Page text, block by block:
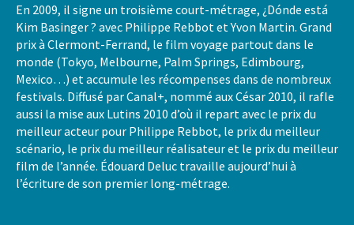
En 2009, il signe un troisième court-métrage, ¿Dónde está
Kim Basinger ? avec Philippe Rebbot et Yvon Martin. Grand
prix à Clermont-Ferrand, le film voyage partout dans le
monde (Tokyo, Melbourne, Palm Springs, Edimbourg,
Mexico…) et accumule les récompenses dans de nombreux
festivals. Diffusé par Canal+, nommé aux César 2010, il rafle
aussi la mise aux Lutins 2010 d’où il repart avec le prix du
meilleur acteur pour Philippe Rebbot, le prix du meilleur
scénario, le prix du meilleur réalisateur et le prix du meilleur
film de l’année. Édouard Deluc travaille aujourd’hui à
l’écriture de son premier long-métrage.